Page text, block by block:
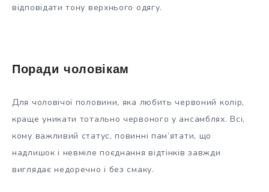
відповідати тону верхнього одягу.
Поради чоловікам
Для чоловічої половини, яка любить червоний колір,
краще уникати тотально червоного у ансамблях. Всі,
кому важливий статус, повинні пам’ятати, що
надлишок і невміле поєднання відтінків завжди
виглядає недоречно і без смаку.